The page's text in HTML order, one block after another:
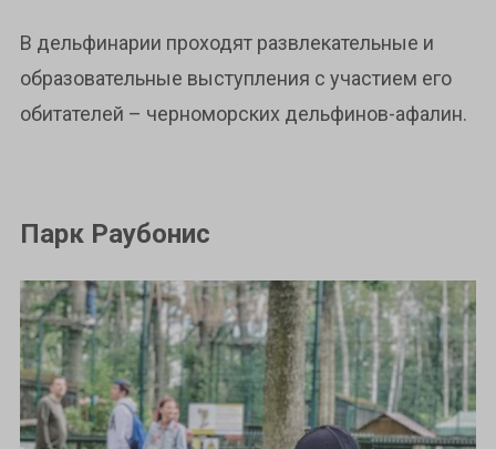
В дельфинарии проходят развлекательные и
образовательные выступления с участием его
обитателей – черноморских дельфинов-афалин.
Парк Раубонис